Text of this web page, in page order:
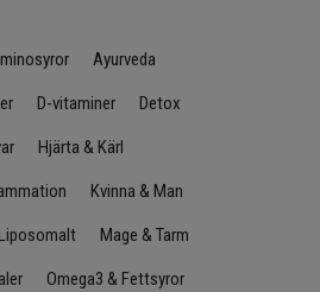
Ayurveda
D-vitaminer Detox
Hjärta & Kärl
Kvinna & Man
Liposomalt Mage & Tarm
Omega3 & Fettsyror